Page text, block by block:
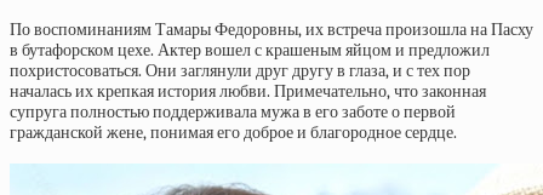
По воспоминаниям Тамары Федоровны, их встреча произошла на Пасху
в бутафорском цехе. Актер вошел с крашеным яйцом и предложил
похристосоваться. Они заглянули друг другу в глаза, и с тех пор
началась их крепкая история любви. Примечательно, что законная
супруга полностью поддерживала мужа в его заботе о первой
гражданской жене, понимая его доброе и благородное сердце.